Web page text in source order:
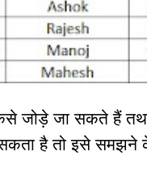
जोड़े जा सकते हैं
है तो इसे समझने